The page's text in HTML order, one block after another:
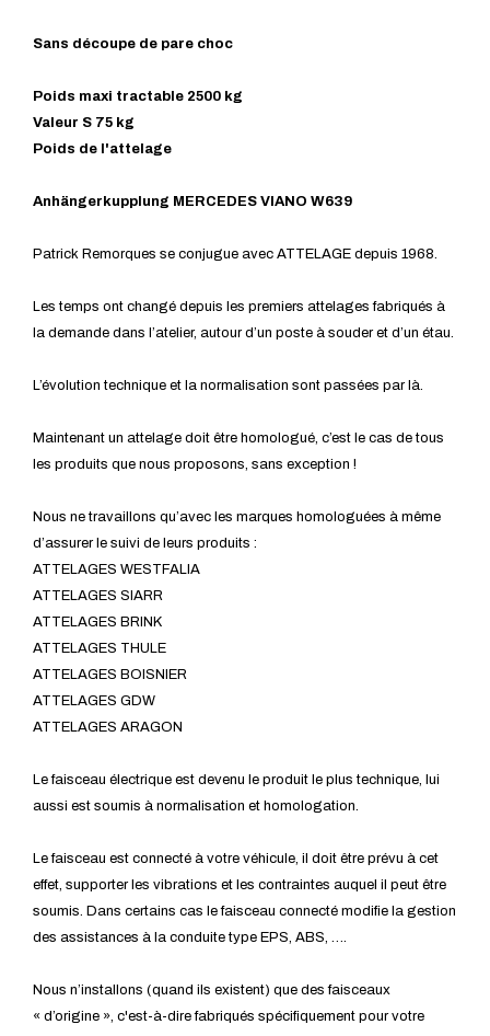
Sans découpe de pare choc
Poids maxi tractable 2500 kg
Valeur S 75 kg
Poids de l'attelage
Anhängerkupplung MERCEDES VIANO W639
Patrick Remorques se conjugue avec ATTELAGE depuis 1968.
Les temps ont changé depuis les premiers attelages fabriqués à
la demande dans l’atelier, autour d’un poste à souder et d’un étau.
L’évolution technique et la normalisation sont passées par là.
Maintenant un attelage doit être homologué, c’est le cas de tous
les produits que nous proposons, sans exception !
Nous ne travaillons qu’avec les marques homologuées à même
d’assurer le suivi de leurs produits :
ATTELAGES WESTFALIA
ATTELAGES SIARR
ATTELAGES BRINK
ATTELAGES THULE
ATTELAGES BOISNIER
ATTELAGES GDW
ATTELAGES ARAGON
Le faisceau électrique est devenu le produit le plus technique, lui
aussi est soumis à normalisation et homologation.
Le faisceau est connecté à votre véhicule, il doit être prévu à cet
effet, supporter les vibrations et les contraintes auquel il peut être
soumis. Dans certains cas le faisceau connecté modifie la gestion
des assistances à la conduite type EPS, ABS, ….
Nous n’installons (quand ils existent) que des faisceaux
« d’origine », c'est-à-dire fabriqués spécifiquement pour votre